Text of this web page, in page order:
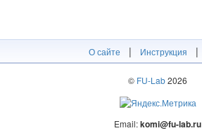
О сайте | Инструкция |
© FU-Lab2026
Email:komi@fu-lab.ru